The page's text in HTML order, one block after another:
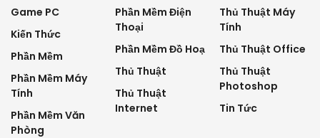
Game PC
Kiến Thức
Phần Mềm
Phần Mềm Máy
Tính
Phần Mềm Văn
Phòng
Phần Mềm Điện
Thoại
Phần Mềm Đồ Hoạ
Thủ Thuật
Thủ Thuật
Internet
Thủ Thuật Máy
Tính
Thủ Thuật Office
Thủ Thuật
Photoshop
Tin Tức